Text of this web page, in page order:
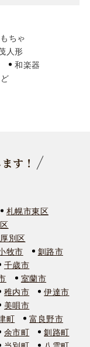
ちゃ
人形
和楽器
す！
札幌市東区
別区
牧市
釧路市
千歳市
室蘭市
稚内市
伊達市
美唄市
町
富良野市
余市町
釧路町